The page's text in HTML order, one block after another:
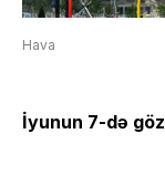
Hava
İyunun 7-də